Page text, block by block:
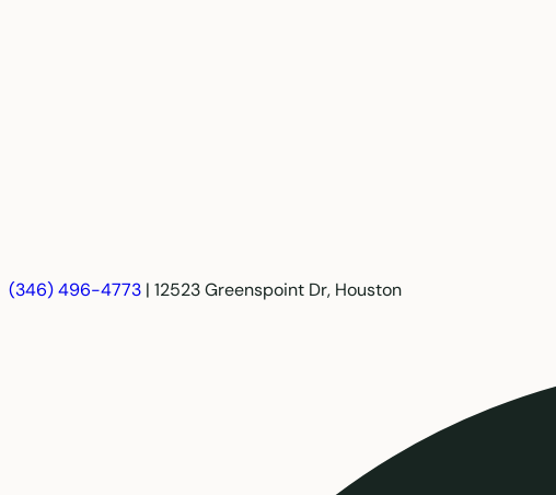
(346) 496-4773 | 12523 Greenspoint Dr, Houston